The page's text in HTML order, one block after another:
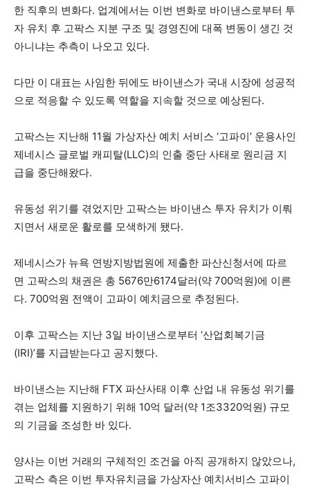
한 직후의 변화다. 업계에서는 이번 변화로 바이낸스로부터 투
자 유치 후 고팍스 지분 구조 및 경영진에 대폭 변동이 생긴 것
아니냐는 추측이 나오고 있다.
다만 이 대표는 사임한 뒤에도 바이낸스가 국내 시장에 성공적
으로 적응할 수 있도록 역할을 지속할 것으로 예상된다.
고팍스는 지난해 11월 가상자산 예치 서비스 ‘고파이’ 운용사인
제네시스 글로벌 캐피탈(LLC)의 인출 중단 사태로 원리금 지
급을 중단해왔다.
유동성 위기를 겪었지만 고팍스는 바이낸스 투자 유치가 이뤄
지면서 새로운 활로를 모색하게 됐다.
제네시스가 뉴욕 연방지방법원에 제출한 파산신청서에 따르
면 고팍스의 채권은 총 5676만6174달러(약 700억원)에 이른
다. 700억원 전액이 고파이 예치금으로 추정된다.
이후 고팍스는 지난 3일 바이낸스로부터 ‘산업회복기금
(IRI)’를 지급받는다고 공지했다.
바이낸스는 지난해 FTX 파산사태 이후 산업 내 유동성 위기를
겪는 업체를 지원하기 위해 10억 달러(약 1조3320억원) 규모
의 기금을 조성한 바 있다.
양사는 이번 거래의 구체적인 조건을 아직 공개하지 않았으나,
고팍스 측은 이번 투자유치금을 가상자산 예치서비스 고파이